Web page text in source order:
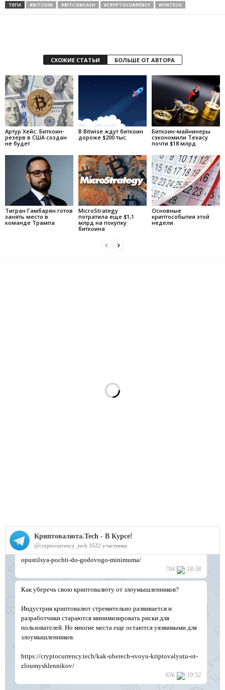
ТЕГИ #BITCOIN #BITCONCASH #CRYPTOCURRENCY #FINTECH
СХОЖИЕ СТАТЬИ БОЛЬШЕ ОТ АВТОРА
Артур Хейс: Биткоин-
резерв в США создан
не будет
В Bitwise ждут биткоин
дороже $200 тыс.
Биткоин-майнинеры
сэкономили Техасу
почти $18 млрд
Тигран Гамбарян готов
занять место в
команде Трампа
MicroStrategy
потратила еще $1,1
млрд на покупку
биткоина
Основные
криптособытия этой
недели